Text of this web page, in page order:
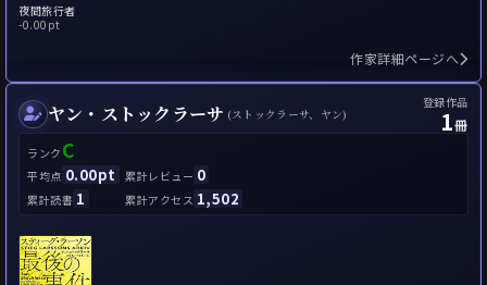
夜間旅行者
-0.00pt
作家詳細ページへ
ヤン・ストックラーサ (ストックラーサ、ヤン)
登録作品
1冊
ランク C
平均点 0.00pt 累計レビュー 0
累計読書 1 累計アクセス 1,502